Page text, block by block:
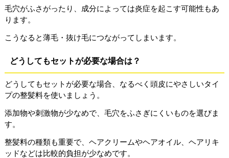
毛穴がふさがったり、成分によっては炎症を起こす可能性もあ
ります。
こうなると薄毛・抜け毛につながってしまいます。
どうしてもセットが必要な場合は？
どうしてもセットが必要な場合、なるべく頭皮にやさしいタイ
プの整髪料を使いましょう。
添加物や刺激物が少なめで、毛穴をふさぎにくいものを選びま
す。
整髪料の種類も重要で、ヘアクリームやヘアオイル、ヘアリキ
ッドなどは比較的負担が少なめです。